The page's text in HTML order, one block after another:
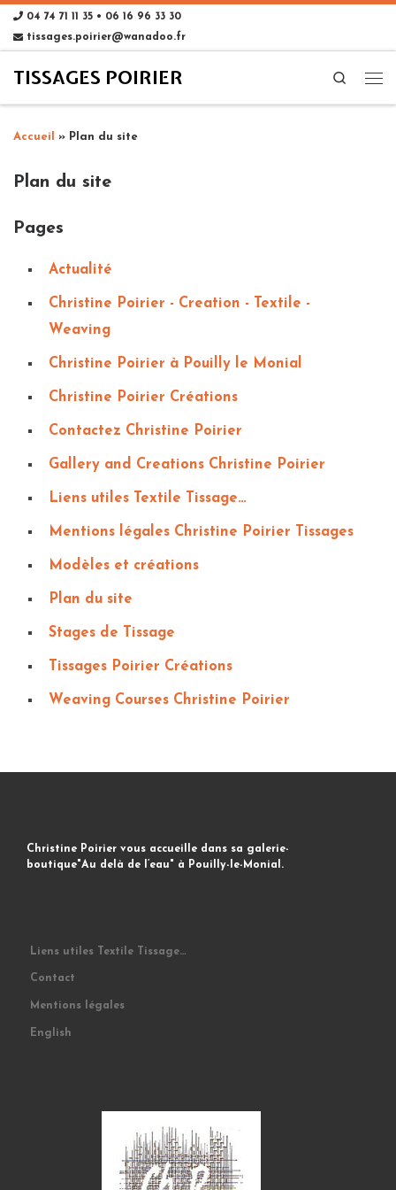
04 74 71 11 35 • 06 16 96 33 30
tissages.poirier@wanadoo.fr
TISSAGES POIRIER Search
Accueil » Plan du site
Plan du site
Pages
Actualité
Christine Poirier - Creation - Textile -
Weaving
Christine Poirier à Pouilly le Monial
Christine Poirier Créations
Contactez Christine Poirier
Gallery and Creations Christine Poirier
Liens utiles Textile Tissage…
Mentions légales Christine Poirier Tissages
Modèles et créations
Plan du site
Stages de Tissage
Tissages Poirier Créations
Weaving Courses Christine Poirier
Christine Poirier vous accueille dans sa galerie-
boutique"Au delà de l’eau" à Pouilly-le-Monial.
Liens utiles Textile Tissage…
Contact
Mentions légales
English